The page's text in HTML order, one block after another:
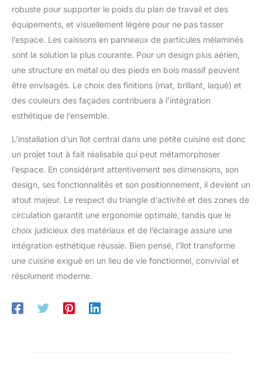
robuste pour supporter le poids du plan de travail et des
équipements, et visuellement légère pour ne pas tasser
l’espace. Les caissons en panneaux de particules mélaminés
sont la solution la plus courante. Pour un design plus aérien,
une structure en métal ou des pieds en bois massif peuvent
être envisagés. Le choix des finitions (mat, brillant, laqué) et
des couleurs des façades contribuera à l’intégration
esthétique de l’ensemble.
L’installation d’un îlot central dans une petite cuisine est donc
un projet tout à fait réalisable qui peut métamorphoser
l’espace. En considérant attentivement ses dimensions, son
design, ses fonctionnalités et son positionnement, il devient un
atout majeur. Le respect du triangle d’activité et des zones de
circulation garantit une ergonomie optimale, tandis que le
choix judicieux des matériaux et de l’éclairage assure une
intégration esthétique réussie. Bien pensé, l’îlot transforme
une cuisine exiguë en un lieu de vie fonctionnel, convivial et
résolument moderne.